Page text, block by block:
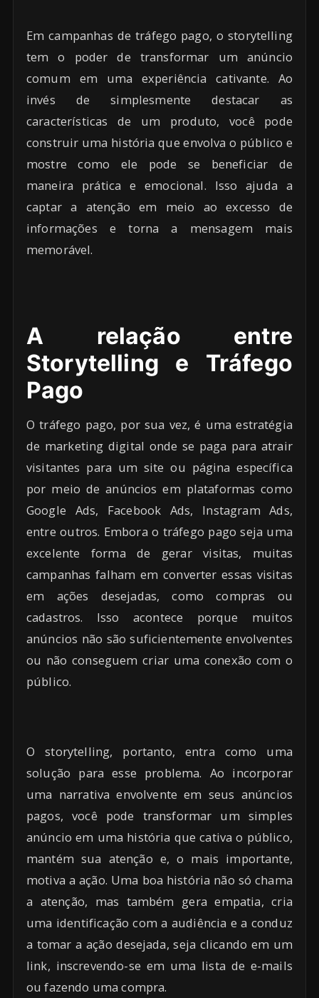
Em campanhas de tráfego pago, o storytelling
tem o poder de transformar um anúncio
comum em uma experiência cativante. Ao
invés de simplesmente destacar as
características de um produto, você pode
construir uma história que envolva o público e
mostre como ele pode se beneficiar de
maneira prática e emocional. Isso ajuda a
captar a atenção em meio ao excesso de
informações e torna a mensagem mais
memorável.
A relação entre
Storytelling e Tráfego
Pago
O tráfego pago, por sua vez, é uma estratégia
de marketing digital onde se paga para atrair
visitantes para um site ou página específica
por meio de anúncios em plataformas como
Google Ads, Facebook Ads, Instagram Ads,
entre outros. Embora o tráfego pago seja uma
excelente forma de gerar visitas, muitas
campanhas falham em converter essas visitas
em ações desejadas, como compras ou
cadastros. Isso acontece porque muitos
anúncios não são suficientemente envolventes
ou não conseguem criar uma conexão com o
público.
O storytelling, portanto, entra como uma
solução para esse problema. Ao incorporar
uma narrativa envolvente em seus anúncios
pagos, você pode transformar um simples
anúncio em uma história que cativa o público,
mantém sua atenção e, o mais importante,
motiva a ação. Uma boa história não só chama
a atenção, mas também gera empatia, cria
uma identificação com a audiência e a conduz
a tomar a ação desejada, seja clicando em um
link, inscrevendo-se em uma lista de e-mails
ou fazendo uma compra.